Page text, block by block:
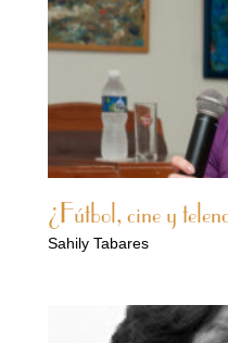
¿Fútbol, cine y
Sahily Tabares